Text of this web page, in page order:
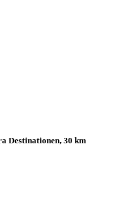
Destinationen, 30 km